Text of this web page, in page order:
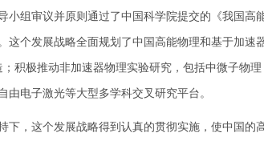
组审议并原则通过了中国科学院提交的《我国高
这个发展战略全面规划了中国高能物理和基于加速
；积极推动非加速器物理实验研究，包括中微子物
由电子激光等大型多学科交叉研究平台。
，这个发展战略得到认真的贯彻实施，使中国的